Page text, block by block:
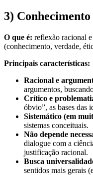
3)
O que é: reflexão racional
(conhecimento, verdade,
Principais características:
Racional e
argumentos,
Crítico e
óbvio”, as bases das
Sistemático (em
sistemas conceituais.
Não depende
dialogue com a
justificação racional.
Busca
sentidos mais gerais